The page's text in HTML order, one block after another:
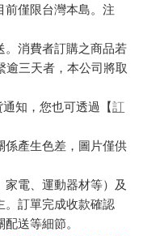
前僅限台灣本島。注
。消費者訂購之商品若
逾三天者，本公司將取
知，您也可透過【訂
係產生色差，圖片僅供
電、運動器材等）及
。訂單完成收款確認
送等細節。